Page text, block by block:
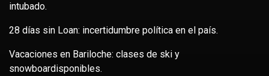
intubado.
28 días sin Loan: incertidumbre política en el país.
Vacaciones en Bariloche: clases de ski y
snowboardisponibles.